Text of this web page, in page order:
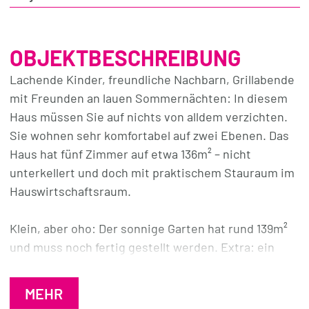
OBJEKTBESCHREIBUNG
Lachende Kinder, freundliche Nachbarn, Grillabende
mit Freunden an lauen Sommernächten: In diesem
Haus müssen Sie auf nichts von alldem verzichten.
Sie wohnen sehr komfortabel auf zwei Ebenen. Das
Haus hat fünf Zimmer auf etwa 136m² – nicht
unterkellert und doch mit praktischem Stauraum im
Hauswirtschaftsraum.
Klein, aber oho: Der sonnige Garten hat rund 139m²
und muss noch fertig gestellt werden. Extra: ein
MEHR